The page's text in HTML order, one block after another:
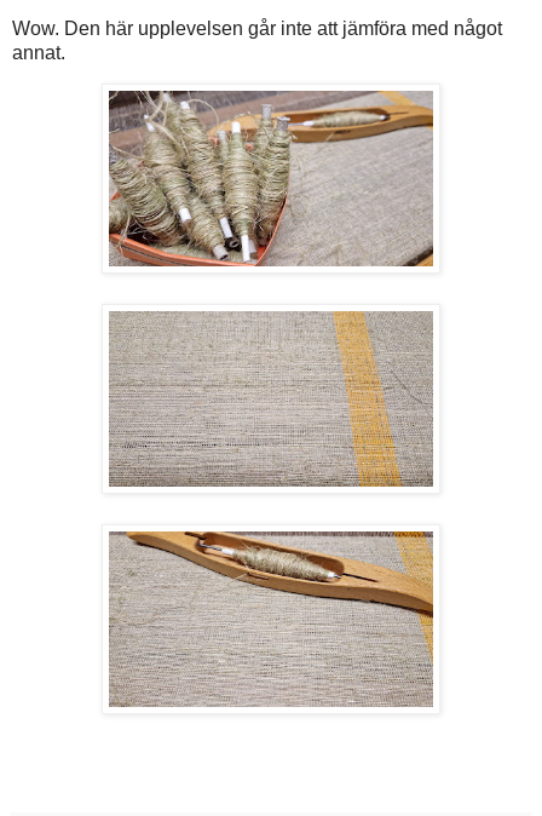
Wow. Den här upplevelsen går inte att jämföra med något
annat.